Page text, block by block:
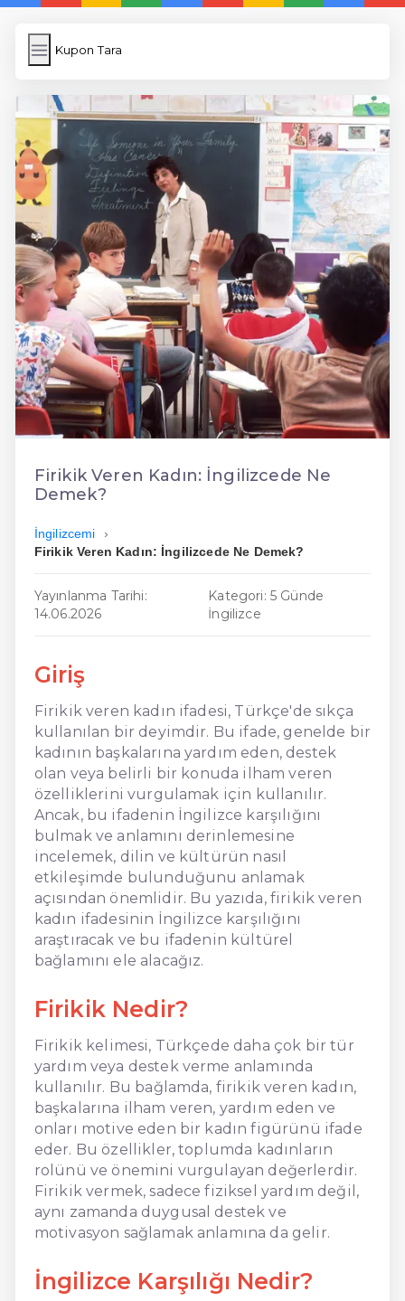
Kupon Tara
Kupon Tara
Image Upload
WP Cache Plugin
Anasayfa
5 Günde İngilizce
İngilizce
Dil Eğitimi
En Hızlı İngilizce
En Kolay İngilizce
En Ucuz İngilizce
En Uygun İngilizce
Firikik Veren Kadın: İngilizcede Ne
Demek?
İngilizcemi
Firikik Veren Kadın: İngilizcede Ne Demek?
Yayınlanma Tarihi:
14.06.2026
Kategori: 5 Günde
İngilizce
Giriş
Firikik veren kadın ifadesi, Türkçe'de sıkça
kullanılan bir deyimdir. Bu ifade, genelde bir
kadının başkalarına yardım eden, destek
olan veya belirli bir konuda ilham veren
özelliklerini vurgulamak için kullanılır.
Ancak, bu ifadenin İngilizce karşılığını
bulmak ve anlamını derinlemesine
incelemek, dilin ve kültürün nasıl
etkileşimde bulunduğunu anlamak
açısından önemlidir. Bu yazıda, firikik veren
kadın ifadesinin İngilizce karşılığını
araştıracak ve bu ifadenin kültürel
bağlamını ele alacağız.
Firikik Nedir?
Firikik kelimesi, Türkçede daha çok bir tür
yardım veya destek verme anlamında
kullanılır. Bu bağlamda, firikik veren kadın,
başkalarına ilham veren, yardım eden ve
onları motive eden bir kadın figürünü ifade
eder. Bu özellikler, toplumda kadınların
rolünü ve önemini vurgulayan değerlerdir.
Firikik vermek, sadece fiziksel yardım değil,
aynı zamanda duygusal destek ve
motivasyon sağlamak anlamına da gelir.
İngilizce Karşılığı Nedir?